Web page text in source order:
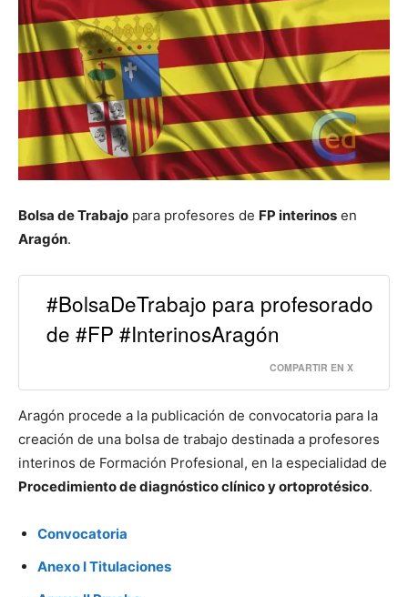
Bolsa de Trabajo para profesores de FP interinos en
Aragón.
#BolsaDeTrabajo para profesorado
de #FP #InterinosAragón
COMPARTIR EN X
Aragón procede a la publicación de convocatoria para la
creación de una bolsa de trabajo destinada a profesores
interinos de Formación Profesional, en la especialidad de
Procedimiento de diagnóstico clínico y ortoprotésico.
Convocatoria
Anexo I Titulaciones